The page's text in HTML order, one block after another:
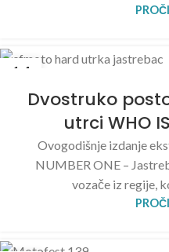
14
Dvostruko
utrci WHO
Ovogodišnje izdanje
NUMBER ONE –
vozače iz regije,